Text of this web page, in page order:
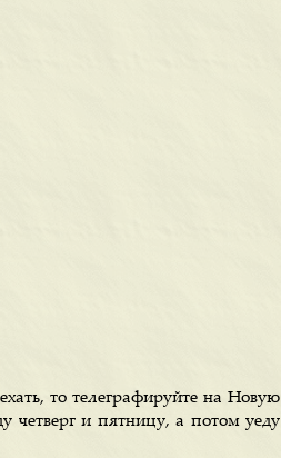
то телеграфируйте на Новую
четверг и пятницу, а потом уеду